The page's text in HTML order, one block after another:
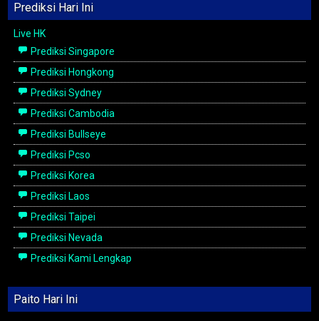
Prediksi Hari Ini
Live HK
Prediksi Singapore
Prediksi Hongkong
Prediksi Sydney
Prediksi Cambodia
Prediksi Bullseye
Prediksi Pcso
Prediksi Korea
Prediksi Laos
Prediksi Taipei
Prediksi Nevada
Prediksi Kami Lengkap
Paito Hari Ini